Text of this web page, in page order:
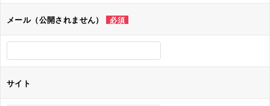
メール（公開されません） 必須
サイト